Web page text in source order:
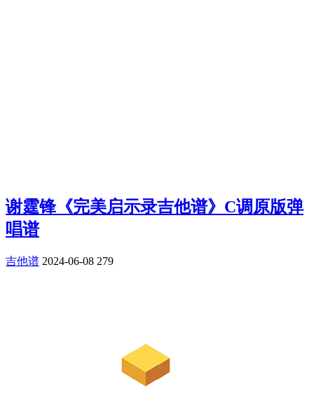
谢霆锋《完美启示录吉他谱》C调原版弹
唱谱
吉他谱 2024-06-08 279